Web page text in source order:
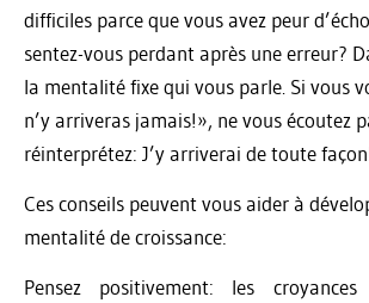
difficiles parce que vous avez peur
sentez-vous perdant après une erreur?
la mentalité fixe qui vous parle. Si vous
n’y arriveras jamais!», ne vous écoutez
réinterprétez: J’y arriverai de toute
Ces conseils peuvent vous aider à
mentalité de croissance:
Pensez positivement: les